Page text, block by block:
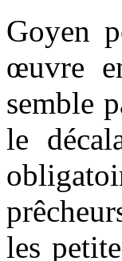
Goyen
œuvre
semble
le
les